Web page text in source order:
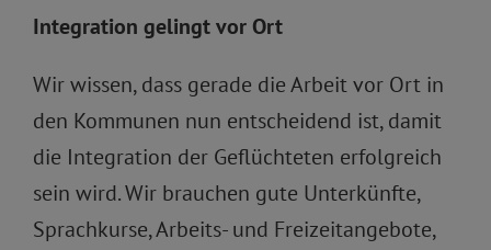
Integration gelingt vor Ort
Wir wissen, dass gerade die Arbeit vor Ort in
den Kommunen nun entscheidend ist, damit
die Integration der Geflüchteten erfolgreich
sein wird. Wir brauchen gute Unterkünfte,
Sprachkurse, Arbeits- und Freizeitangebote,